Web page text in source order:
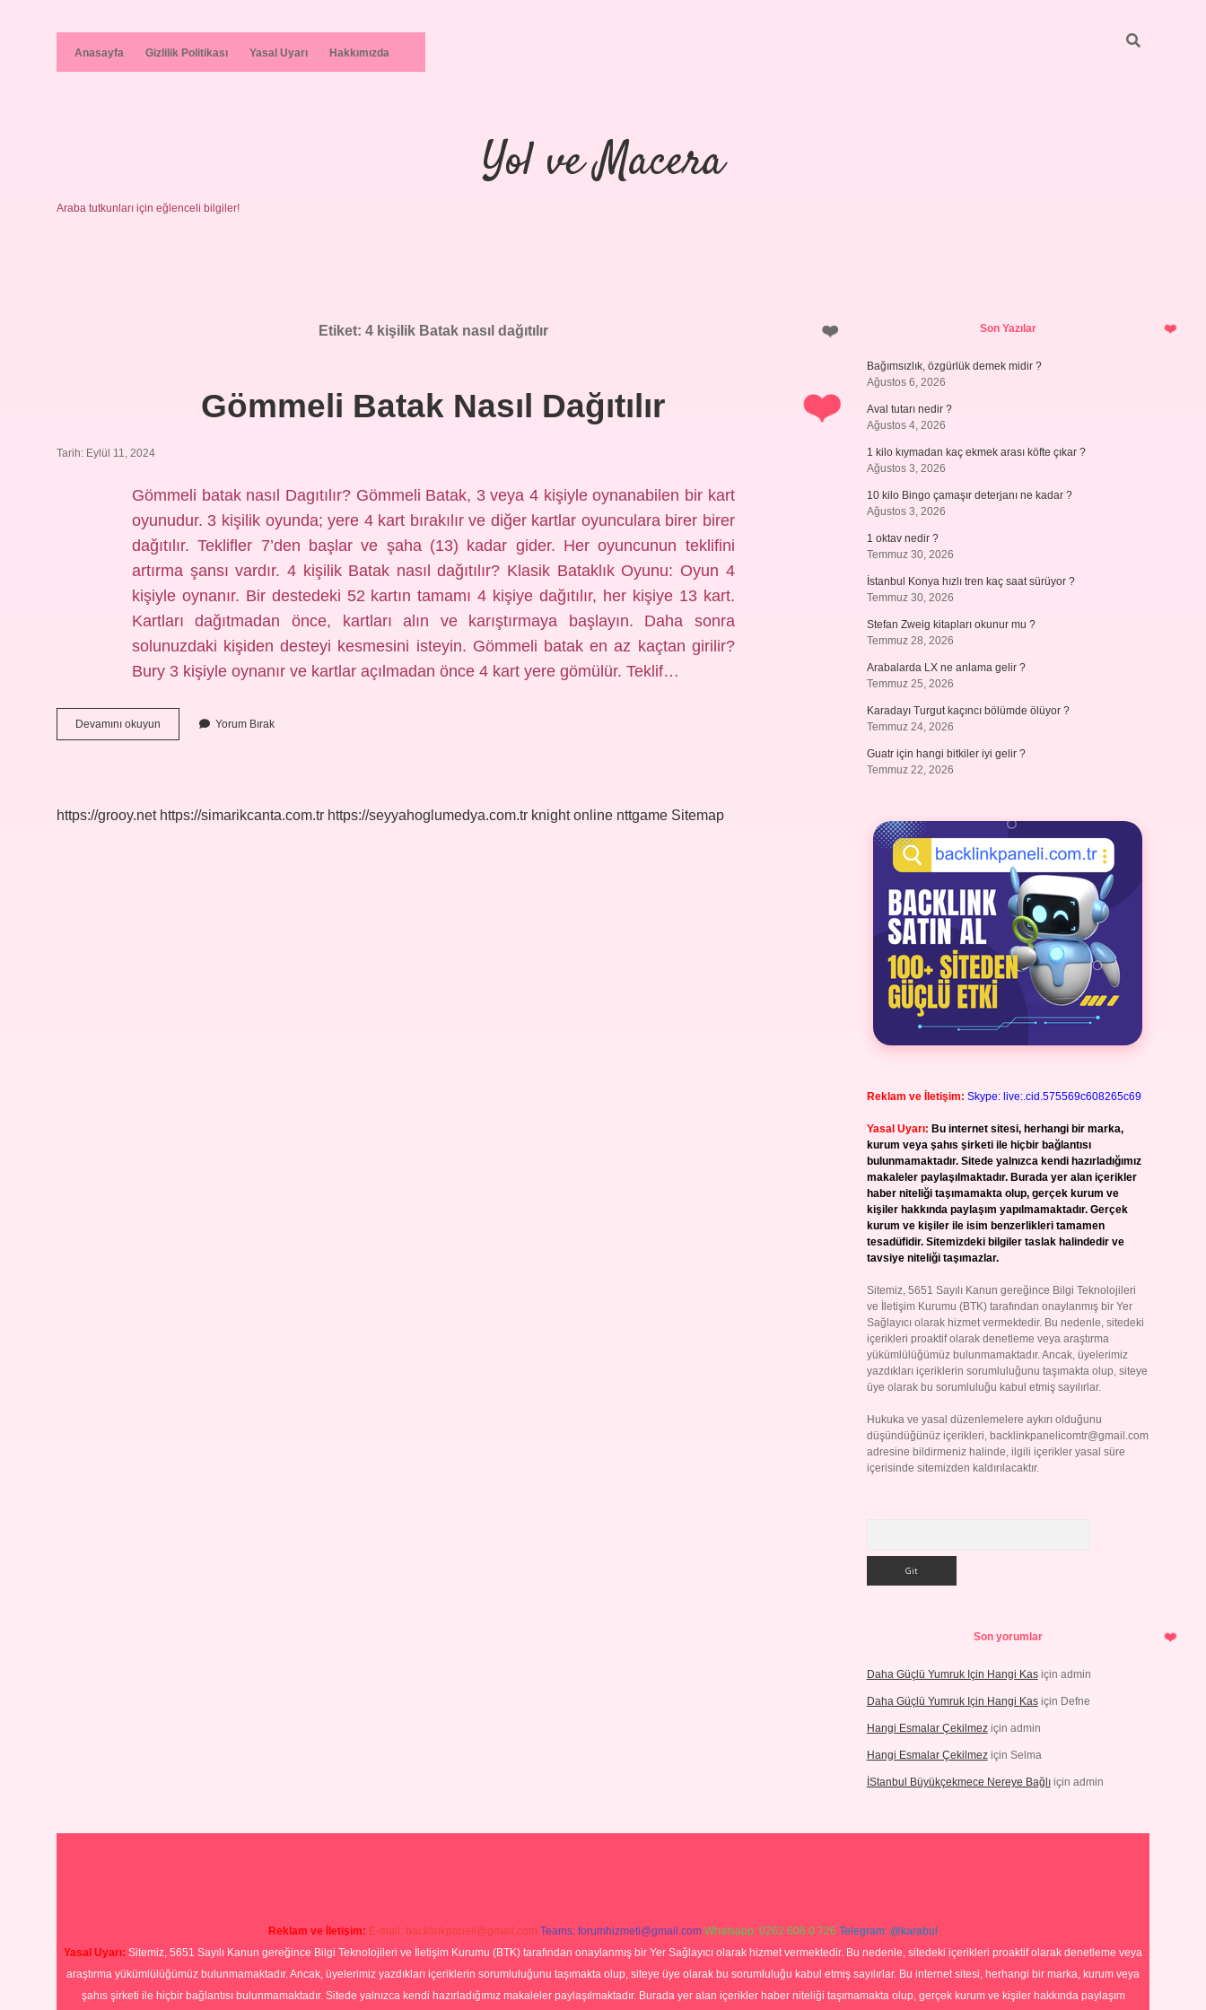
Anasayfa Gizlilik Politikası Yasal Uyarı Hakkımızda
Yol ve Macera
Araba tutkunları için eğlenceli bilgiler!
Etiket: 4 kişilik Batak nasıl dağıtılır
Gömmeli Batak Nasıl Dağıtılır
Tarih: Eylül 11, 2024
Gömmeli batak nasıl Dagıtılır? Gömmeli Batak, 3 veya 4 kişiyle oynanabilen bir kart
oyunudur. 3 kişilik oyunda; yere 4 kart bırakılır ve diğer kartlar oyunculara birer birer
dağıtılır. Teklifler 7’den başlar ve şaha (13) kadar gider. Her oyuncunun teklifini
artırma şansı vardır. 4 kişilik Batak nasıl dağıtılır? Klasik Bataklık Oyunu: Oyun 4
kişiyle oynanır. Bir destedeki 52 kartın tamamı 4 kişiye dağıtılır, her kişiye 13 kart.
Kartları dağıtmadan önce, kartları alın ve karıştırmaya başlayın. Daha sonra
solunuzdaki kişiden desteyi kesmesini isteyin. Gömmeli batak en az kaçtan girilir?
Bury 3 kişiyle oynanır ve kartlar açılmadan önce 4 kart yere gömülür. Teklif…
Devamını okuyun Gömmeli
Batak
Yorum Bırak
https://grooy.net https://simarikcanta.com.tr https://seyyahoglumedya.com.tr knight online nttgame Sitemap
SidebarSon Yazılar
Bağımsızlık, özgürlük demek midir ?
Ağustos 6, 2026
Aval tutarı nedir ?
Ağustos 4, 2026
1 kilo kıymadan kaç ekmek arası köfte çıkar ?
Ağustos 3, 2026
10 kilo Bingo çamaşır deterjanı ne kadar ?
Ağustos 3, 2026
1 oktav nedir ?
Temmuz 30, 2026
İstanbul Konya hızlı tren kaç saat sürüyor ?
Temmuz 30, 2026
Stefan Zweig kitapları okunur mu ?
Temmuz 28, 2026
Arabalarda LX ne anlama gelir ?
Temmuz 25, 2026
Karadayı Turgut kaçıncı bölümde ölüyor ?
Temmuz 24, 2026
Guatr için hangi bitkiler iyi gelir ?
Temmuz 22, 2026
Reklam ve İletişim: Skype: live:.cid.575569c608265c69
Yasal Uyarı: Bu internet sitesi, herhangi bir marka,
kurum veya şahıs şirketi ile hiçbir bağlantısı
bulunmamaktadır. Sitede yalnızca kendi hazırladığımız
makaleler paylaşılmaktadır. Burada yer alan içerikler
haber niteliği taşımamakta olup, gerçek kurum ve
kişiler hakkında paylaşım yapılmamaktadır. Gerçek
kurum ve kişiler ile isim benzerlikleri tamamen
tesadüfidir. Sitemizdeki bilgiler taslak halindedir ve
tavsiye niteliği taşımazlar.
Sitemiz, 5651 Sayılı Kanun gereğince Bilgi Teknolojileri
ve İletişim Kurumu (BTK) tarafından onaylanmış bir Yer
Sağlayıcı olarak hizmet vermektedir. Bu nedenle, sitedeki
içerikleri proaktif olarak denetleme veya araştırma
yükümlülüğümüz bulunmamaktadır. Ancak, üyelerimiz
yazdıkları içeriklerin sorumluluğunu taşımakta olup, siteye
üye olarak bu sorumluluğu kabul etmiş sayılırlar.
Hukuka ve yasal düzenlemelere aykırı olduğunu
düşündüğünüz içerikleri, backlinkpanelicomtr@gmail.com
adresine bildirmeniz halinde, ilgili içerikler yasal süre
içerisinde sitemizden kaldırılacaktır.
Son yorumlar
Daha Güçlü Yumruk Için Hangi Kasiçin admin
Daha Güçlü Yumruk Için Hangi Kasiçin Defne
Hangi Esmalar Çekilmeziçin admin
Hangi Esmalar Çekilmeziçin Selma
İStanbul Büyükçekmece Nereye Bağlıiçin admin
Reklam ve İletişim: E-mail: backlinkpaneli@gmail.com Teams: forumhizmeti@gmail.com Whatsapp: 0262 606 0 726 Telegram: @karabul
Yasal Uyarı: Sitemiz, 5651 Sayılı Kanun gereğince Bilgi Teknolojileri ve İletişim Kurumu (BTK) tarafından onaylanmış bir Yer Sağlayıcı olarak hizmet vermektedir. Bu nedenle, sitedeki içerikleri proaktif olarak denetleme veya
araştırma yükümlülüğümüz bulunmamaktadır. Ancak, üyelerimiz yazdıkları içeriklerin sorumluluğunu taşımakta olup, siteye üye olarak bu sorumluluğu kabul etmiş sayılırlar. Bu internet sitesi, herhangi bir marka, kurum veya
şahıs şirketi ile hiçbir bağlantısı bulunmamaktadır. Sitede yalnızca kendi hazırladığımız makaleler paylaşılmaktadır. Burada yer alan içerikler haber niteliği taşımamakta olup, gerçek kurum ve kişiler hakkında paylaşım